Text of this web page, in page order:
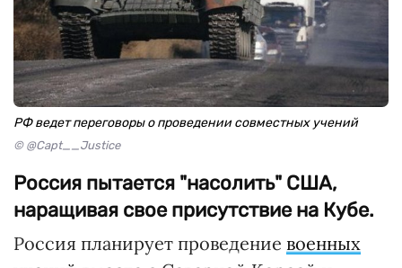
РФ ведет переговоры о проведении совместных учений
© @Capt__Justice
Россия пытается "насолить" США,
наращивая свое присутствие на Кубе.
Россия планирует проведение военных